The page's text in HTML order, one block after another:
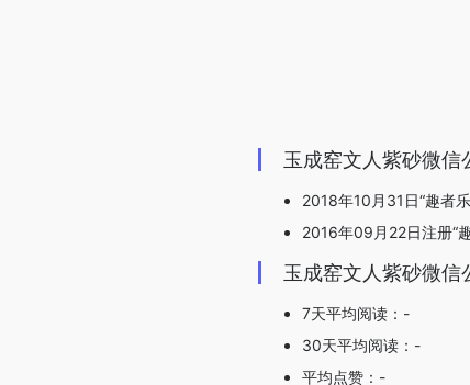
玉成窑文人紫砂微信
2018年10月31日“趣者
2016年09月22日注册“
玉成窑文人紫砂微信
7天平均阅读：-
30天平均阅读：-
平均点赞：-